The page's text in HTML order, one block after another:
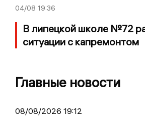
04/08 19:36
В липецкой школе №72
ситуации с капремонтом
Главные новости
08/08/2026 19:12